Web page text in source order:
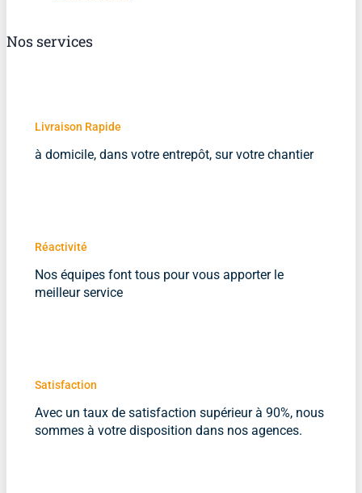
Nos services
Livraison Rapide
à domicile, dans votre entrepôt, sur votre chantier
Réactivité
Nos équipes font tous pour vous apporter le
meilleur service
Satisfaction
Avec un taux de satisfaction supérieur à 90%, nous
sommes à votre disposition dans nos agences.